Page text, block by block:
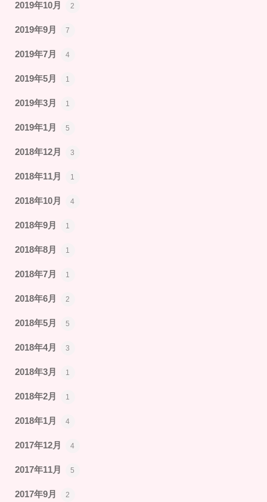
2019年10月 2
2019年9月 7
2019年7月 4
2019年5月 1
2019年3月 1
2019年1月 5
2018年12月 3
2018年11月 1
2018年10月 4
2018年9月 1
2018年8月 1
2018年7月 1
2018年6月 2
2018年5月 5
2018年4月 3
2018年3月 1
2018年2月 1
2018年1月 4
2017年12月 4
2017年11月 5
2017年9月 2